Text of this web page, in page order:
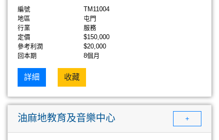
編號
TM11004
地區
屯門
行業
服務
定價
$150,000
參考利潤
$20,000
回本期
8個月
詳細 收藏
油麻地教育及音樂中心 +